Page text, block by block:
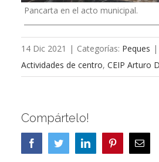
Pancarta en el acto municipal.
14 Dic 2021 | Categorías: Peques |
Actividades de centro, CEIP Arturo
Compártelo!
FacebookTwitterLinkedInPinterest